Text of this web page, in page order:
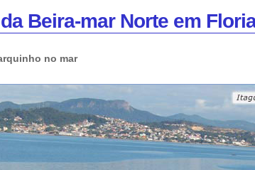
Beira-mar Norte em
no mar